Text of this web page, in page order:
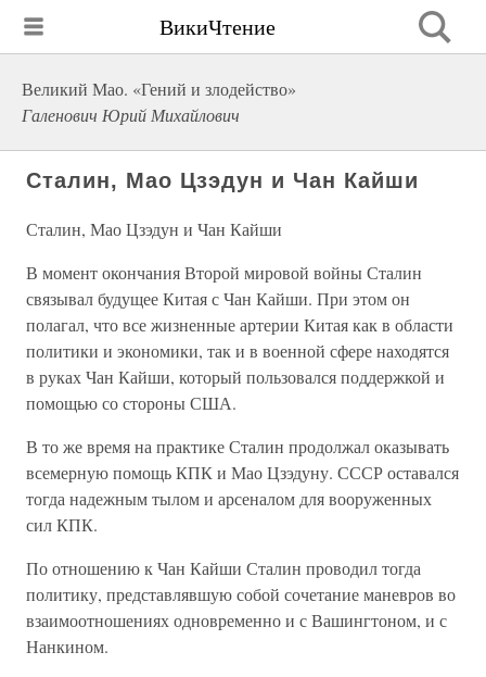
ВикиЧтение
Великий Мао. «Гений и злодейство»
Галенович Юрий Михайлович
Сталин, Мао Цзэдун и Чан Кайши
Сталин, Мао Цзэдун и Чан Кайши
В момент окончания Второй мировой войны Сталин
связывал будущее Китая с Чан Кайши. При этом он
полагал, что все жизненные артерии Китая как в области
политики и экономики, так и в военной сфере находятся
в руках Чан Кайши, который пользовался поддержкой и
помощью со стороны США.
В то же время на практике Сталин продолжал оказывать
всемерную помощь КПК и Мао Цзэдуну. СССР оставался
тогда надежным тылом и арсеналом для вооруженных
сил КПК.
По отношению к Чан Кайши Сталин проводил тогда
политику, представлявшую собой сочетание маневров во
взаимоотношениях одновременно и с Вашингтоном, и с
Нанкином.